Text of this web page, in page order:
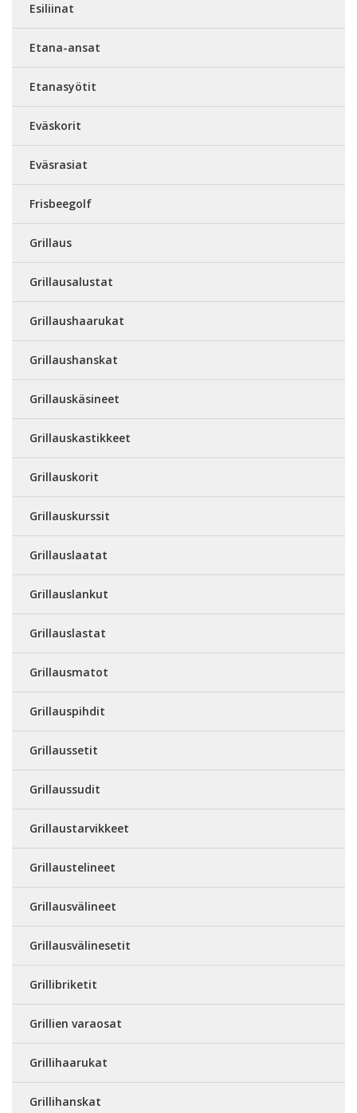
Esiliinat
Etana-ansat
Etanasyötit
Eväskorit
Eväsrasiat
Frisbeegolf
Grillaus
Grillausalustat
Grillaushaarukat
Grillaushanskat
Grillauskäsineet
Grillauskastikkeet
Grillauskorit
Grillauskurssit
Grillauslaatat
Grillauslankut
Grillauslastat
Grillausmatot
Grillauspihdit
Grillaussetit
Grillaussudit
Grillaustarvikkeet
Grillaustelineet
Grillausvälineet
Grillausvälinesetit
Grillibriketit
Grillien varaosat
Grillihaarukat
Grillihanskat